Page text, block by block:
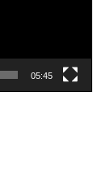
05:45